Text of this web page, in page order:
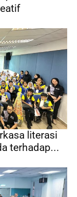
literasi
terhadap...